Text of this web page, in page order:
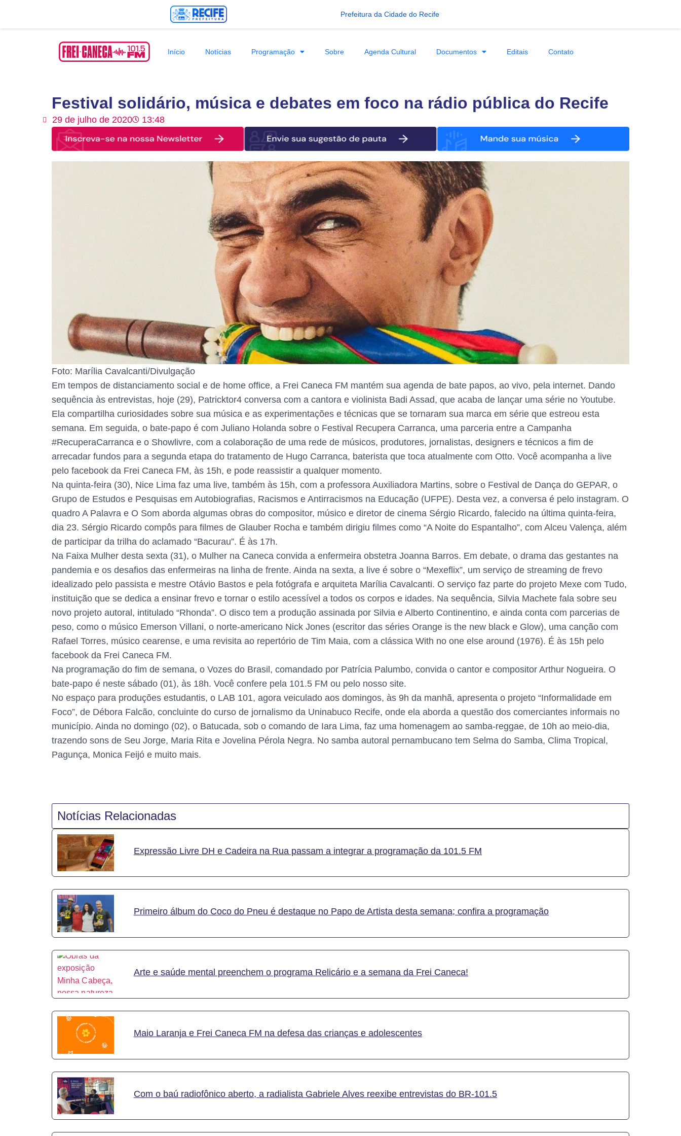
Prefeitura da Cidade do Recife
Início Notícias Programação Sobre Agenda Cultural Documentos Editais Contato
Festival solidário, música e debates em foco na rádio pública do Recife
29 de julho de 2020 13:48
Foto: Marília Cavalcanti/Divulgação
Em tempos de distanciamento social e de home office, a Frei Caneca FM mantém sua agenda de bate papos, ao vivo, pela internet. Dando
sequência às entrevistas, hoje (29), Patricktor4 conversa com a cantora e violinista Badi Assad, que acaba de lançar uma série no Youtube.
Ela compartilha curiosidades sobre sua música e as experimentações e técnicas que se tornaram sua marca em série que estreou esta
semana. Em seguida, o bate-papo é com Juliano Holanda sobre o Festival Recupera Carranca, uma parceria entre a Campanha
#RecuperaCarranca e o Showlivre, com a colaboração de uma rede de músicos, produtores, jornalistas, designers e técnicos a fim de
arrecadar fundos para a segunda etapa do tratamento de Hugo Carranca, baterista que toca atualmente com Otto. Você acompanha a live
pelo facebook da Frei Caneca FM, às 15h, e pode reassistir a qualquer momento.
Na quinta-feira (30), Nice Lima faz uma live, também às 15h, com a professora Auxiliadora Martins, sobre o Festival de Dança do GEPAR, o
Grupo de Estudos e Pesquisas em Autobiografias, Racismos e Antirracismos na Educação (UFPE). Desta vez, a conversa é pelo instagram. O
quadro A Palavra e O Som aborda algumas obras do compositor, músico e diretor de cinema Sérgio Ricardo, falecido na última quinta-feira,
dia 23. Sérgio Ricardo compôs para filmes de Glauber Rocha e também dirigiu filmes como “A Noite do Espantalho”, com Alceu Valença, além
de participar da trilha do aclamado “Bacurau”. É às 17h.
Na Faixa Mulher desta sexta (31), o Mulher na Caneca convida a enfermeira obstetra Joanna Barros. Em debate, o drama das gestantes na
pandemia e os desafios das enfermeiras na linha de frente. Ainda na sexta, a live é sobre o “Mexeflix”, um serviço de streaming de frevo
idealizado pelo passista e mestre Otávio Bastos e pela fotógrafa e arquiteta Marília Cavalcanti. O serviço faz parte do projeto Mexe com Tudo,
instituição que se dedica a ensinar frevo e tornar o estilo acessível a todos os corpos e idades. Na sequência, Silvia Machete fala sobre seu
novo projeto autoral, intitulado “Rhonda”. O disco tem a produção assinada por Silvia e Alberto Continentino, e ainda conta com parcerias de
peso, como o músico Emerson Villani, o norte-americano Nick Jones (escritor das séries Orange is the new black e Glow), uma canção com
Rafael Torres, músico cearense, e uma revisita ao repertório de Tim Maia, com a clássica With no one else around (1976). É às 15h pelo
facebook da Frei Caneca FM.
Na programação do fim de semana, o Vozes do Brasil, comandado por Patrícia Palumbo, convida o cantor e compositor Arthur Nogueira. O
bate-papo é neste sábado (01), às 18h. Você confere pela 101.5 FM ou pelo nosso site.
No espaço para produções estudantis, o LAB 101, agora veiculado aos domingos, às 9h da manhã, apresenta o projeto “Informalidade em
Foco”, de Débora Falcão, concluinte do curso de jornalismo da Uninabuco Recife, onde ela aborda a questão dos comerciantes informais no
município. Ainda no domingo (02), o Batucada, sob o comando de Iara Lima, faz uma homenagem ao samba-reggae, de 10h ao meio-dia,
trazendo sons de Seu Jorge, Maria Rita e Jovelina Pérola Negra. No samba autoral pernambucano tem Selma do Samba, Clima Tropical,
Pagunça, Monica Feijó e muito mais.
Notícias Relacionadas
Expressão Livre DH e Cadeira na Rua passam a integrar a programação da 101.5 FM
Primeiro álbum do Coco do Pneu é destaque no Papo de Artista desta semana; confira a programação
Arte e saúde mental preenchem o programa Relicário e a semana da Frei Caneca!
Maio Laranja e Frei Caneca FM na defesa das crianças e adolescentes
Com o baú radiofônico aberto, a radialista Gabriele Alves reexibe entrevistas do BR-101.5